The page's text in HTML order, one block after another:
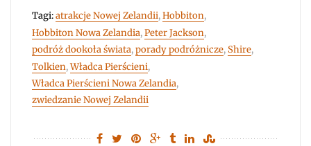
Tagi:atrakcje Nowej Zelandii,Hobbiton,
Hobbiton Nowa Zelandia,Peter Jackson,
podróż dookoła świata,porady podróżnicze,Shire,
Tolkien,Władca Pierścieni,
Władca Pierścieni Nowa Zelandia,
zwiedzanie Nowej Zelandii